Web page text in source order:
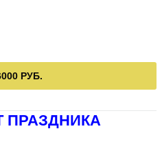
РУБ.
ПРАЗДНИКА